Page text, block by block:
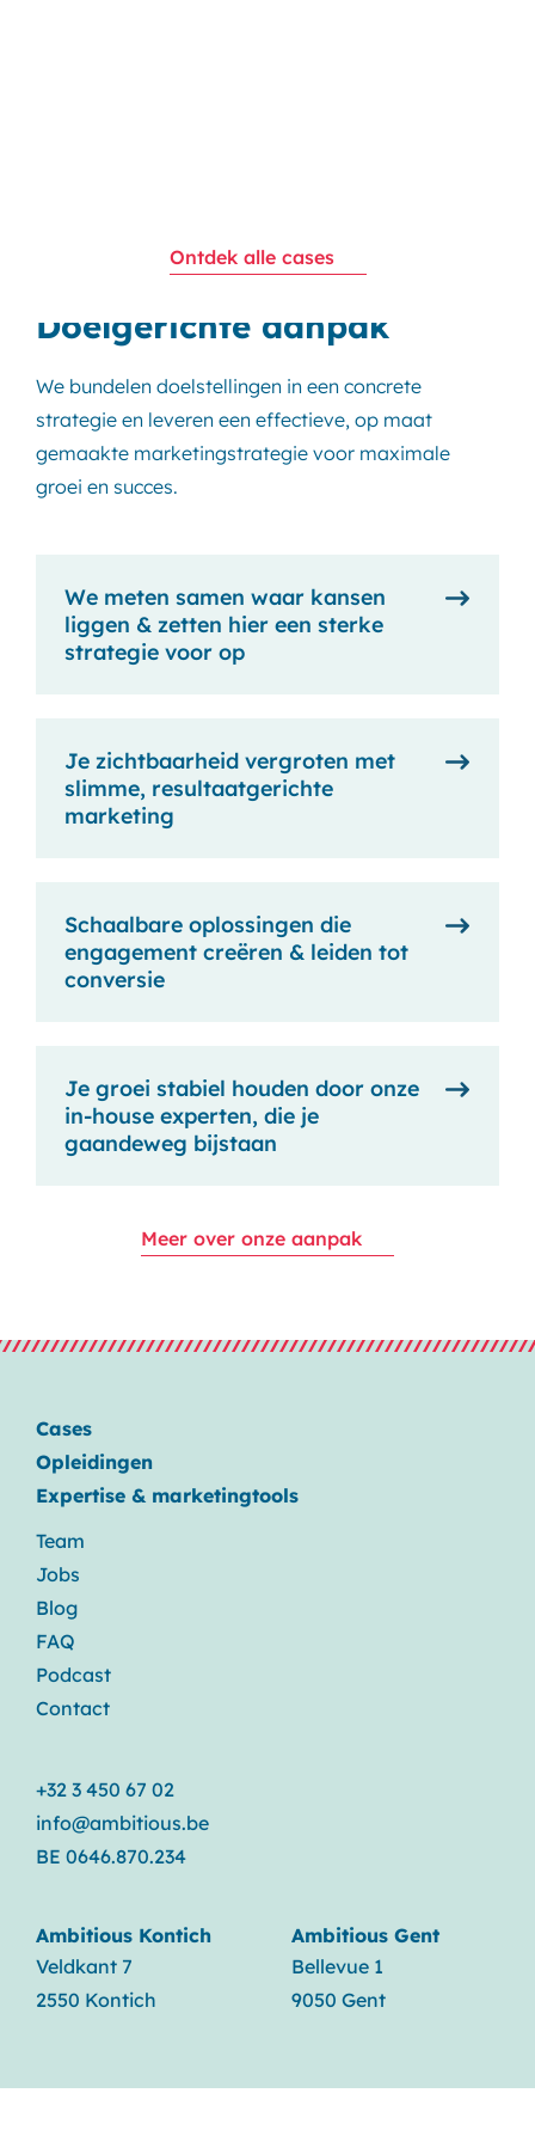
Ontdek alle cases
Doelgerichte aanpak
We bundelen doelstellingen in een concrete
strategie en leveren een effectieve, op maat
gemaakte marketingstrategie voor maximale
groei en succes.
We meten samen waar kansen
liggen & zetten hier een sterke
strategie voor op
Je zichtbaarheid vergroten met
slimme, resultaatgerichte
marketing
Schaalbare oplossingen die
engagement creëren & leiden tot
conversie
Je groei stabiel houden door onze
in-house experten, die je
gaandeweg bijstaan
Meer over onze aanpak
Cases
Opleidingen
Expertise & marketingtools
Team
Jobs
Blog
FAQ
Podcast
Contact
+32 3 450 67 02
info@ambitious.be
BE 0646.870.234
Ambitious Kontich
Veldkant 7
2550 Kontich
Ambitious Gent
Bellevue 1
9050 Gent